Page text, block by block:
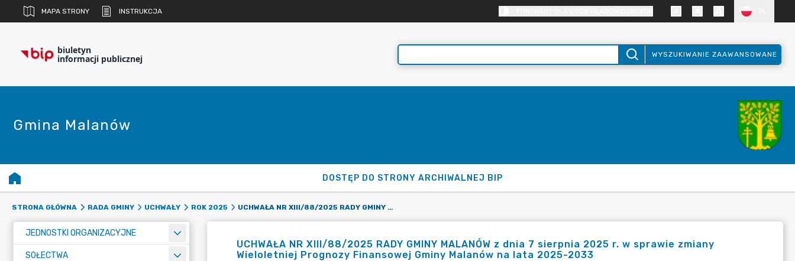
MAPA STRONY INSTRUKCJA
biuletyn
informacji publicznej WYSZUKIWANIE ZAAWANSOWANE
Gmina Malanów
DOSTĘP DO STRONY ARCHIWALNEJ BIP
STRONA GŁÓWNA RADA GMINY UCHWAŁY ROK 2025 UCHWAŁA NR XIII/88/2025 RADY GMINY MALANÓW Z DNIA 7 SIERPNIA 2025 R. W SPRAWIE ZMIANY WIELOLETNIEJ PROGNOZY FINANSOWEJ GMINY MALANÓW NA LATA 2025-2033
JEDNOSTKI ORGANIZACYJNE
SOŁECTWA
UCHWAŁA NR XIII/88/2025 RADY GMINY MALANÓW z dnia 7 sierpnia 2025 r. w sprawie zmiany
Wieloletniej Prognozy Finansowej Gminy Malanów na lata 2025-2033